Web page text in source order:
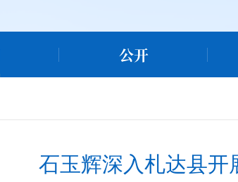
公开
石玉辉深入札达县开